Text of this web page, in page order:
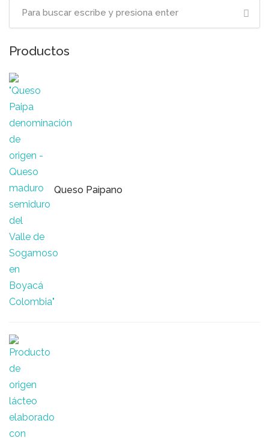
Productos
Queso Paipano